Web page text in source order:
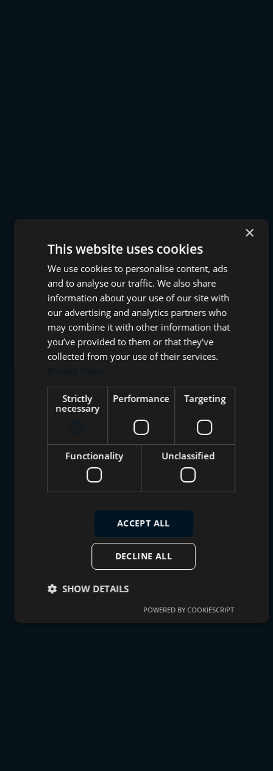
×
This website uses cookies
We use cookies to personalise content, ads
and to analyse our traffic. We also share
information about your use of our site with
our advertising and analytics partners who
may combine it with other information that
you’ve provided to them or that they’ve
collected from your use of their services.
Privacy Policy
Strictly
necessary
Performance Targeting
Functionality Unclassified
ACCEPT ALL
DECLINE ALL
SHOW DETAILS
POWERED BY COOKIESCRIPT